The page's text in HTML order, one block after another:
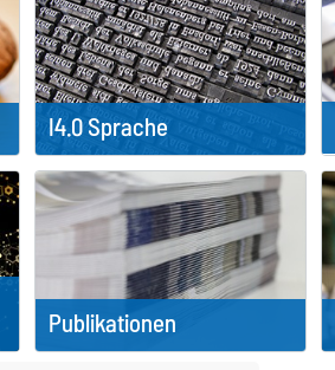
I4.0 Sprache
Publikationen